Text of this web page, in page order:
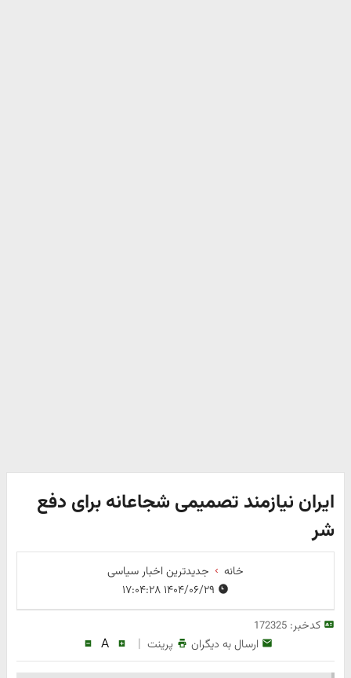
ایران نیازمند تصمیمی شجاعانه برای دفع
شر
خانه
جدیدترین اخبار سیاسی
کدخبر:172325
ارسال به دیگران پرینت |
A